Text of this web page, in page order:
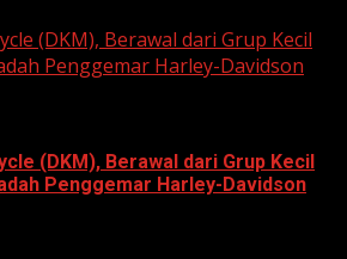
(DKM), Berawal dari Grup Kecil
Penggemar Harley-Davidson
(DKM), Berawal dari Grup Kecil
Penggemar Harley-Davidson